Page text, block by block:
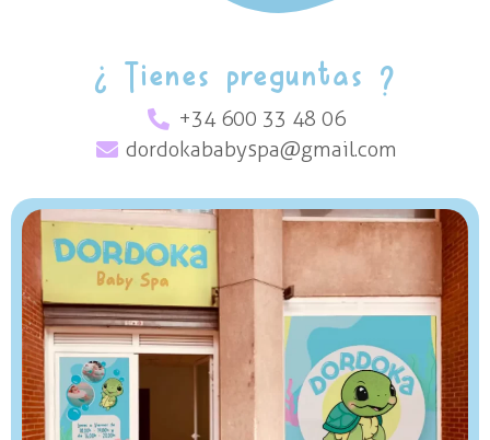
¿ Tienes preguntas ?
+34 600 33 48 06
dordokababyspa@gmail.com